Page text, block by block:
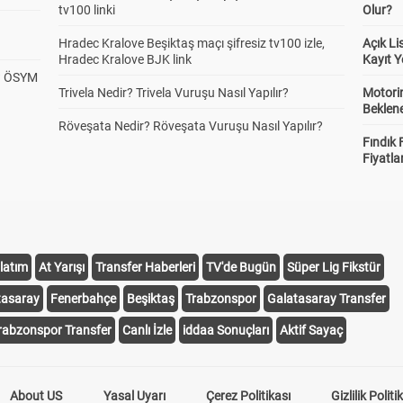
tv100 linki
Hradec Kralove Beşiktaş maçı şifresiz tv100 izle,
Hradec Kralove BJK link
Trivela Nedir? Trivela Vuruşu Nasıl Yapılır?
Röveşata Nedir? Röveşata Vuruşu Nasıl Yapılır?
Olur?
Açık
Kayıt
Fındık
At Yarışı Transfer Haberleri TV'de Bugün Süper Lig Fikstür
Fenerbahçe Beşiktaş Trabzonspor Galatasaray Transfer
Transfer Canlı İzle iddaa Sonuçları Aktif Sayaç
About US Yasal Uyarı Çerez Politikası Gizlilik